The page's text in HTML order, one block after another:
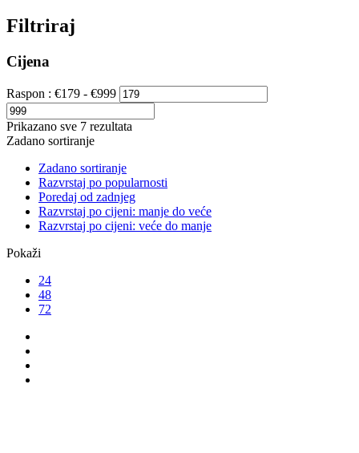
Filtriraj
Cijena
Raspon : €179 - €999
Prikazano sve 7 rezultata
Zadano sortiranje
Zadano sortiranje
Razvrstaj po popularnosti
Poredaj od zadnjeg
Razvrstaj po cijeni: manje do veće
Razvrstaj po cijeni: veće do manje
Pokaži
24
48
72